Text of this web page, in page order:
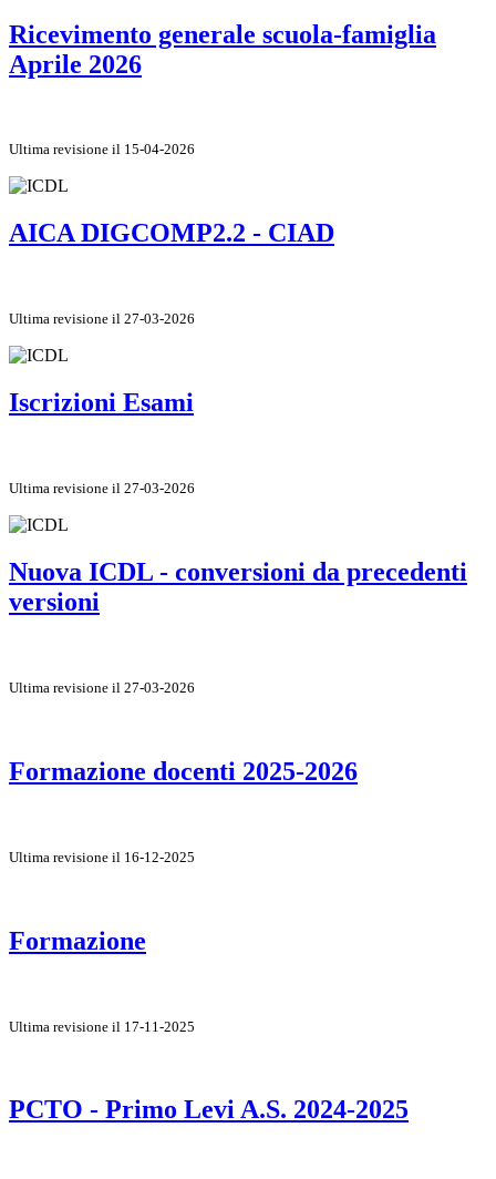
Ricevimento generale scuola-famiglia
Aprile 2026
Ultima revisione il 15-04-2026
AICA DIGCOMP2.2 - CIAD
Ultima revisione il 27-03-2026
Iscrizioni Esami
Ultima revisione il 27-03-2026
Nuova ICDL - conversioni da precedenti
versioni
Ultima revisione il 27-03-2026
Formazione docenti 2025-2026
Ultima revisione il 16-12-2025
Formazione
Ultima revisione il 17-11-2025
PCTO - Primo Levi A.S. 2024-2025